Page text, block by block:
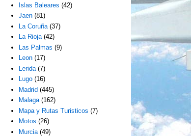
Islas Baleares (42)
Jaen (81)
La Coruña (37)
La Rioja (42)
Las Palmas (9)
Leon (17)
Lerida (7)
Lugo (16)
Madrid (445)
Malaga (162)
Mapa y Rutas Turisticos (7)
Motos (26)
Murcia (49)